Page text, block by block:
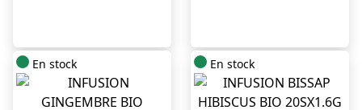
En stock En stock